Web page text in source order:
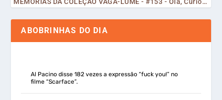
ABOBRINHAS DO DIA
Al Pacino disse 182 vezes a expressão “fuck you!” no
filme “Scarface”.